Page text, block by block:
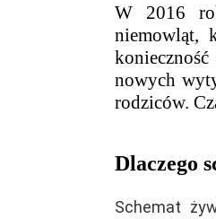
W 2016
niemowląt,
nowych
rodziców.
Dlaczego
Schemat